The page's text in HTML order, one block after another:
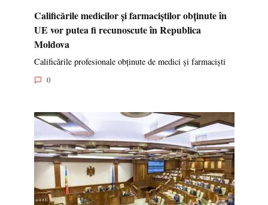
Calificările medicilor și farmaciștilor obținute în
UE vor putea fi recunoscute în Republica
Moldova
Calificările profesionale obținute de medici și farmaciști
0